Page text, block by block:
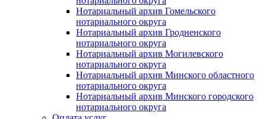
Нотариальный архив Гомельского
нотариального округа
Нотариальный архив Гродненского
нотариального округа
Нотариальный архив Могилевского
нотариального округа
Нотариальный архив Минского областного
нотариального округа
Нотариальный архив Минского городского
нотариального округа